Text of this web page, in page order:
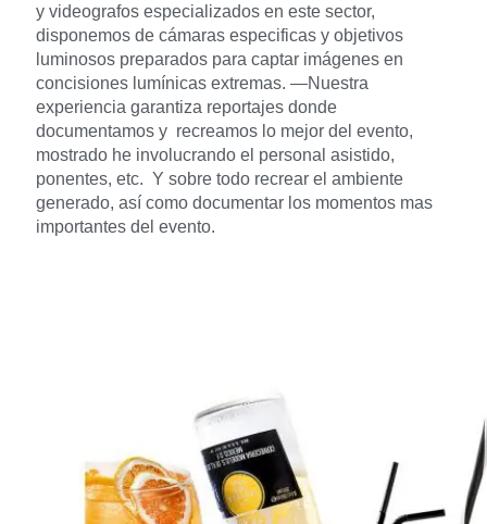
y videografos especializados en este sector,
disponemos de cámaras especificas y objetivos
luminosos preparados para captar imágenes en
concisiones lumínicas extremas. —Nuestra
experiencia garantiza reportajes donde
documentamos y recreamos lo mejor del evento,
mostrado he involucrando el personal asistido,
ponentes, etc. Y sobre todo recrear el ambiente
generado, así como documentar los momentos mas
importantes del evento.